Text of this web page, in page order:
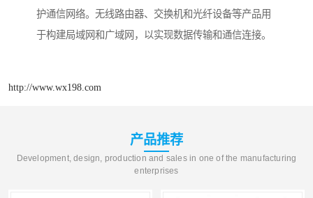
护通信网络。无线路由器、交换机和光纤设备等产品用
于构建局域网和广域网，以实现数据传输和通信连接。
http://www.wx198.com
产品推荐
Development, design, production and sales in one of the manufacturing
enterprises